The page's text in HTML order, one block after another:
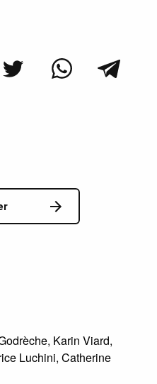
, Karin Viard,
Luchini, Catherine